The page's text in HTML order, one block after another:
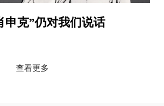
申克”仍对我们说话
查看更多